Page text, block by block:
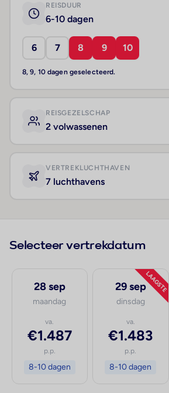
REISDUUR
6-10 dagen
6 7 8 9 10
8, 9, 10 dagen geselecteerd.
REISGEZELSCHAP
2 volwassenen
VERTREKLUCHTHAVEN
7 luchthavens
Selecteer vertrekdatum
28 sep
maandag
va.
€1.487
p.p.
8-10 dagen
LAAGSTE
29 sep
dinsdag
va.
€1.483
p.p.
8-10 dagen